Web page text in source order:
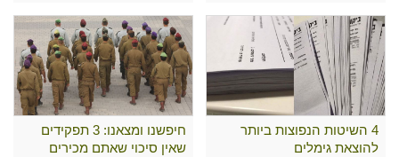
4 השיטות הנפוצות ביותר
להוצאת גימלים
חיפשנו ומצאנו: 3 תפקידים
שאין סיכוי שאתם מכירים